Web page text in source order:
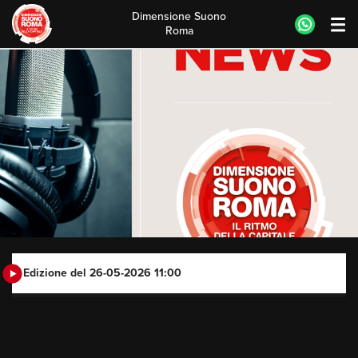
Skip
to
content
Dimensione Suono
Roma
Edizione del 26-05-2026 11:00